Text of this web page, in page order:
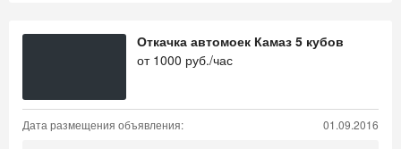
Откачка автомоек Камаз 5 кубов
от 1000 руб./час
Дата размещения объявления: 01.09.2016